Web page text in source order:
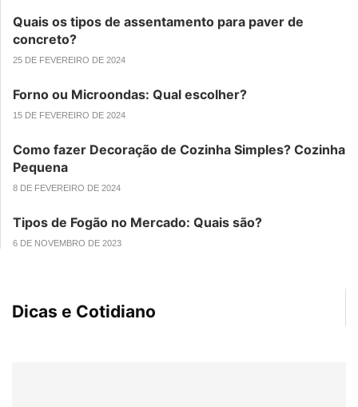
Quais os tipos de assentamento para paver de
concreto?
25 DE FEVEREIRO DE 2024
Forno ou Microondas: Qual escolher?
15 DE FEVEREIRO DE 2024
Como fazer Decoração de Cozinha Simples? Cozinha
Pequena
8 DE FEVEREIRO DE 2024
Tipos de Fogão no Mercado: Quais são?
6 DE NOVEMBRO DE 2023
Dicas e Cotidiano